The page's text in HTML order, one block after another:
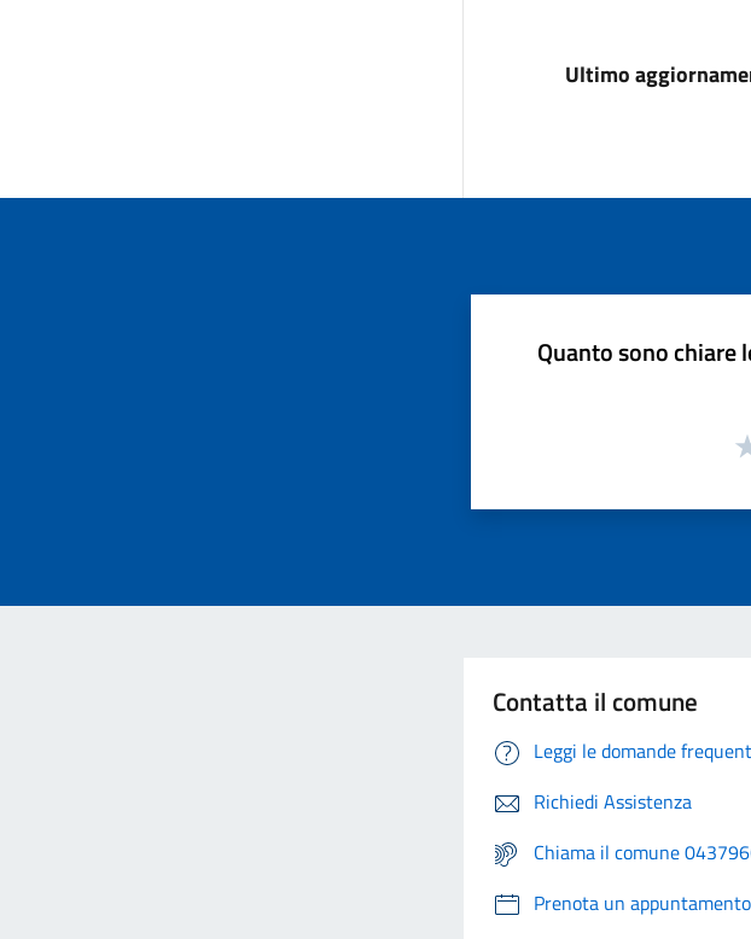
Ultimo
Quanto sono chiare
Contatta il comune
Leggi le domande
Richiedi Assistenza
Chiama il comune
Prenota un appuntamento